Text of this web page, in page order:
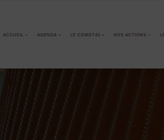
ACCUEIL AGENDA LE CDMDT43 NOS ACTIONS